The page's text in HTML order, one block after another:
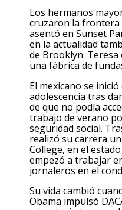
Los hermanos
cruzaron la frontera
asentó en Sunset
en la actualidad
de Brooklyn.
una fábrica de
El mexicano se
adolescencia tras
de que no podía
trabajo de verano
seguridad social.
realizó su carrera
College, en el
empezó a trabajar
jornaleros en el
Su vida cambió
Obama impulsó